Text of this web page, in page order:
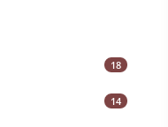
18
14